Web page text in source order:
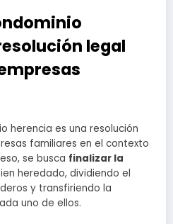
legal
herencia es una resolución
familiares en el contexto
se busca finalizar la
heredado, dividiendo el
y transfiriendo la
uno de ellos.